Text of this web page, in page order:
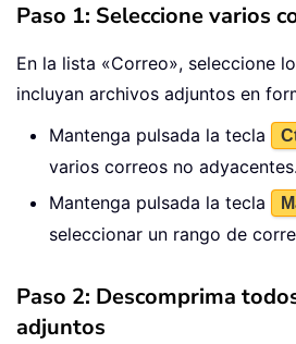
Paso 1: Seleccione varios
En la lista «Correo», seleccione
incluyan archivos adjuntos en
Mantenga pulsada la tecla
varios correos no adyacentes.
Mantenga pulsada la tecla
seleccionar un rango de
Paso 2: Descomprima
adjuntos